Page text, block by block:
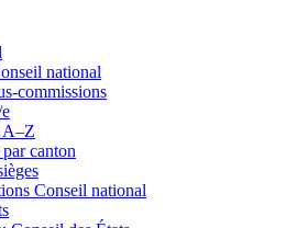
national
commissions
A–Z
canton
Conseil national